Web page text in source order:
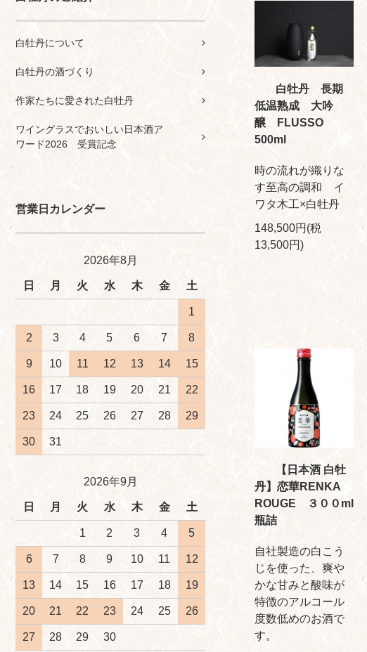
白牡丹について
白牡丹の酒づくり
作家たちに愛された白牡丹
ワイングラスでおいしい日本酒ア
ワード2026 受賞記念
営業日カレンダー
2026年8月
日 月 火 水 木 金 土
1
2 3 4 5 6 7 8
9 10 11 12 13 14 15
16 17 18 19 20 21 22
23 24 25 26 27 28 29
30 31
2026年9月
日 月 火 水 木 金 土
1 2 3 4 5
6 7 8 9 10 11 12
13 14 15 16 17 18 19
20 21 22 23 24 25 26
27 28 29 30
白牡丹 長期
低温熟成 大吟
醸 FLUSSO
500ml
時の流れが織りな
す至高の調和 イ
ワタ木工×白牡丹
148,500円(税
13,500円)
【日本酒 白牡
丹】恋華RENKA
ROUGE ３００ml
瓶詰
自社製造の白こう
じを使った、爽や
かな甘みと酸味が
特徴のアルコール
度数低めのお酒で
す。